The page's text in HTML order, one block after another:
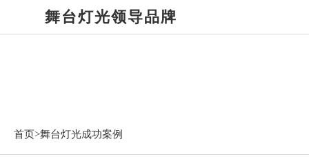
舞台灯光领导品牌
首页>舞台灯光成功案例